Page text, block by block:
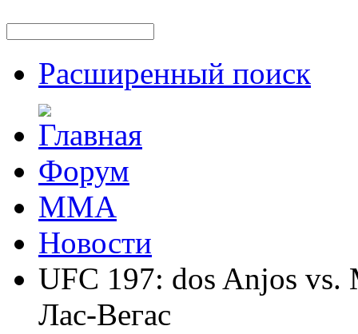
Расширенный поиск
Форум
ММА
Новости
UFC 197: dos Anjos vs.
Лас-Вегас